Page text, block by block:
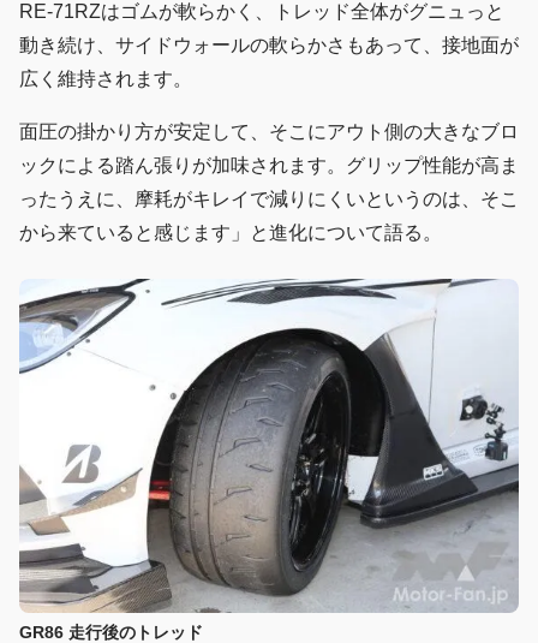
RE-71RZはゴムが軟らかく、トレッド全体がグニュっと
動き続け、サイドウォールの軟らかさもあって、接地面が
広く維持されます。
面圧の掛かり方が安定して、そこにアウト側の大きなブロ
ックによる踏ん張りが加味されます。グリップ性能が高ま
ったうえに、摩耗がキレイで減りにくいというのは、そこ
から来ていると感じます」と進化について語る。
GR86 走行後のトレッド